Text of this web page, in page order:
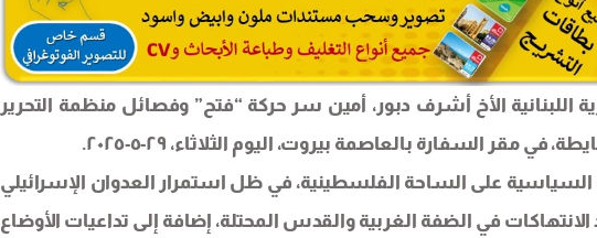
الأخ أشرف دبور، أمين سر حركة “فتح” وفصائل منظمة التحرير
مقر السفارة بالعاصمة بيروت، اليوم الثلاثاء، ٢٩-٥-٢٠٢٥.
على الساحة الفلسطينية، في ظل استمرار العدوان الإسرائيلي
في الضفة الغربية والقدس المحتلة، إضافة إلى تداعيات الأوضاع